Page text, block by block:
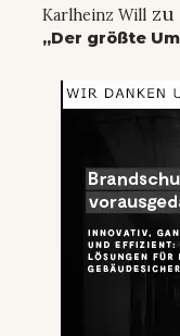
Karlheinz Will zu
„Der größte